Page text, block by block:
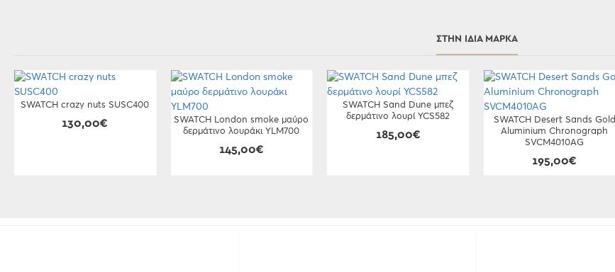
ΣΤΗΝ ΊΔΙΑ ΜΆΡΚΑ
SWATCH crazy nuts SUSC400
130,00€
SWATCH London smoke μαύρο
δερμάτινο λουράκι YLM700
145,00€
SWATCH Sand Dune μπεζ
δερμάτινο λουρί YCS582
185,00€
SWATCH Desert Sands Gold
Aluminium Chronograph
SVCM4010AG
195,00€